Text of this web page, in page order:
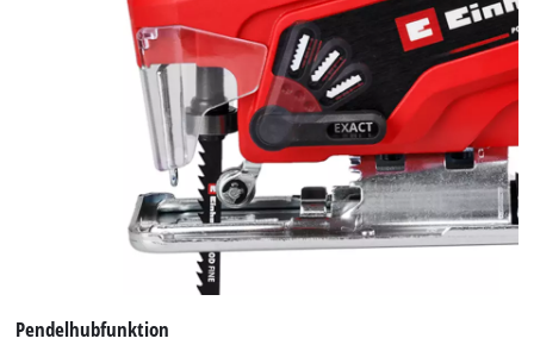
Pendelhubfunktion